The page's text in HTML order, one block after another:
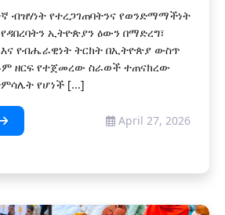
ብዝሃነት የተረጋገጠባትንና የወንድማማችነት
ኢትዮጵያን ዕውን በማድረግ፣
እና የብሔራዊነት ትርክት በኢትዮጵያ ውስጥ
ዘርፍ የተጀመረው ስራወች ተጠናክረው
የሆነች [...]
April 27, 2026